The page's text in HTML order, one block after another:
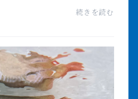
、早じまいに関しまして
続きを読む